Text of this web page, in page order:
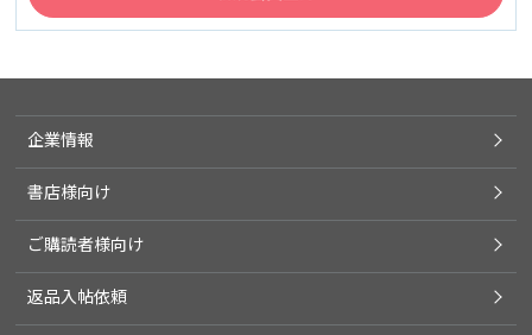
企業情報
書店様向け
ご購読者様向け
返品入帖依頼